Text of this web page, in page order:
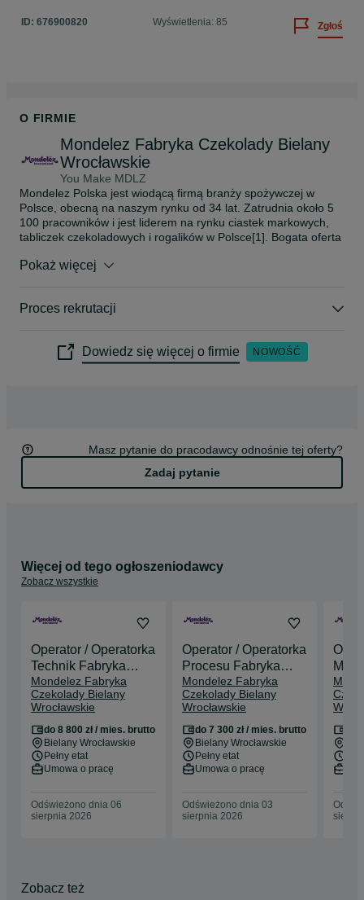
wskazane w ogłoszeniu o pracę. Powyższa zgoda została
ID: 676900820 Wyświetlenia: 85 Zgłoś
O FIRMIE
Mondelez Fabryka Czekolady Bielany
Wrocławskie
You Make MDLZ
Mondelez Polska jest wiodącą firmą branży spożywczej w
Polsce, obecną na naszym rynku od 34 lat. Zatrudnia około 5
100 pracowników i jest liderem na rynku ciastek markowych,
tabliczek czekoladowych i rogalików w Polsce[1]. Bogata oferta
Alpen Gold i Nussbeisser, wafelki Prince Polo, batony 3BIT,
posiada w Polsce siedem zakładów produkcyjnych w:
Wrocławskich, Skarbimierzu i Tomaszowie Mazowieckim. Jest
częścią rodziny firm Mondelēz International, Inc. Pod nazwą
Pokaż więcej
Proces rekrutacji
Dowiedz się więcej o firmie NOWOŚĆ
Masz pytanie do pracodawcy odnośnie tej oferty?
Zadaj pytanie
Więcej od tego ogłoszeniodawcy
Zobacz wszystkie
Operator / Operatorka
Technik Fabryka
Czekolady Bielany
Wrocławskie - do
8800 zł brutto!!!
Mondelez Fabryka
Czekolady Bielany
Wrocławskie
do 8 800 zł / mies. brutto
Bielany Wrocławskie
Pełny etat
Umowa o pracę
Odświeżono dnia 06
sierpnia 2026
Operator / Operatorka
Procesu Fabryka
Czekolady Bielany
Wrocławskie - do
7300 zł brutto!!!
Mondelez Fabryka
Czekolady Bielany
Wrocławskie
do 7 300 zł / mies. brutto
Bielany Wrocławskie
Pełny etat
Umowa o pracę
Odświeżono dnia 03
sierpnia 2026
7000
Zobacz też